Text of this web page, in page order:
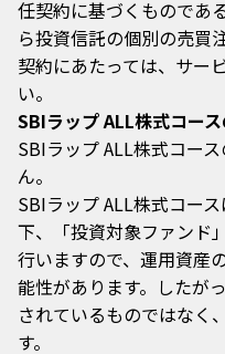
任契約に基づくものであ
ら投資信託の個別の売買
契約にあたっては、サー
い。
SBIラップ ALL株式コー
SBIラップ ALL株式コー
ん。
SBIラップ ALL株式コー
下、「投資対象ファンド
行いますので、運用資産
能性があります。したが
されているものではなく
す。